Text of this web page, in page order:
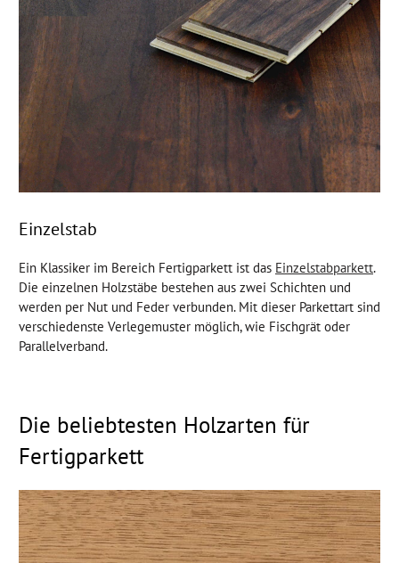
Einzelstab
Ein Klassiker im Bereich Fertigparkett ist das Einzelstabparkett.
Die einzelnen Holzstäbe bestehen aus zwei Schichten und
werden per Nut und Feder verbunden. Mit dieser Parkettart sind
verschiedenste Verlegemuster möglich, wie Fischgrät oder
Parallelverband.
Die beliebtesten Holzarten für
Fertigparkett